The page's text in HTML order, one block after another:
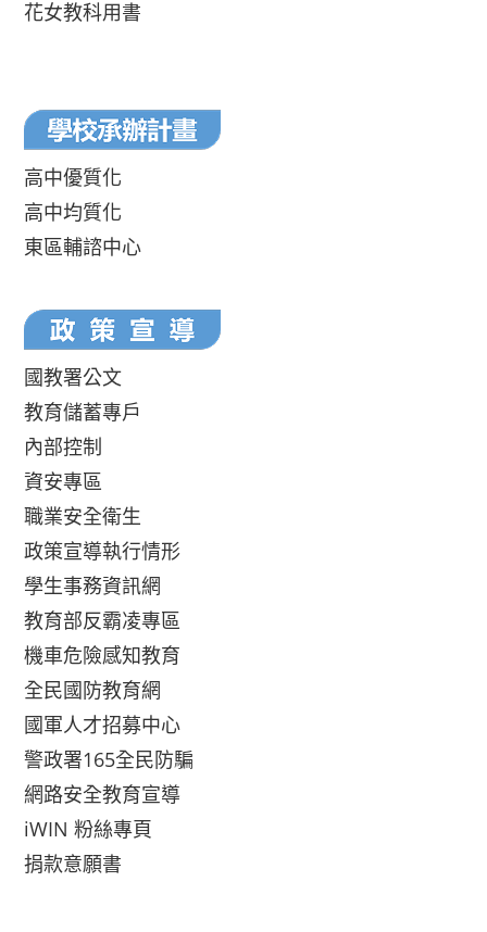
花女教科用書
高中優質化
高中均質化
東區輔諮中心
國教署公文
教育儲蓄專戶
內部控制
資安專區
職業安全衛生
政策宣導執行情形
學生事務資訊網
教育部反霸凌專區
機車危險感知教育
全民國防教育網
國軍人才招募中心
警政署165全民防騙
網路安全教育宣導
iWIN 粉絲專頁
捐款意願書